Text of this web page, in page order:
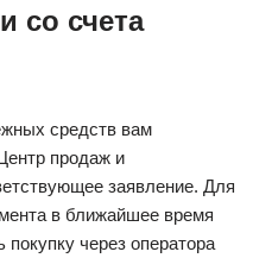
со счета
средств вам
продаж и
заявление. Для
в ближайшее время
через оператора